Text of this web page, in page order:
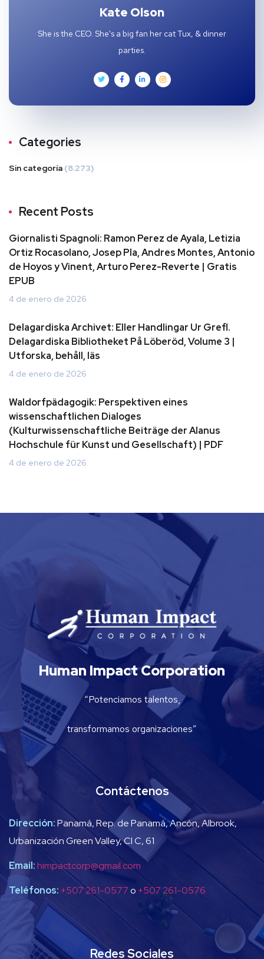
Kate Olson
She is the CEO. She's a big fan her cat Tux, & dinner
parties.
Categories
Sin categoría (8.273)
Recent Posts
Giornalisti Spagnoli: Ramon Perez de Ayala, Letizia
Ortiz Rocasolano, Josep Pla, Andres Montes, Antonio
de Hoyos y Vinent, Arturo Perez-Reverte | Gratis
EPUB
4 de enero de 2026
Delagardiska Archivet: Eller Handlingar Ur Grefl.
Delagardiska Bibliotheket På Löberöd, Volume 3 |
Utforska, behåll, läs
4 de enero de 2026
Waldorfpädagogik: Perspektiven eines
wissenschaftlichen Dialoges
(Kulturwissenschaftliche Beiträge der Alanus
Hochschule für Kunst und Gesellschaft) | PDF
4 de enero de 2026
Human Impact Corporation
“Potenciamos talentos,
transformamos organizaciones”
Contáctenos
Dirección:Panamá, Rep. de Panamá, Ancón, Albrook,
Urbanización Green Valley, Cl C, 61
Email:himpactcorp@gmail.com
Teléfonos: +507 261-0577o +507 261-0576
Redes Sociales